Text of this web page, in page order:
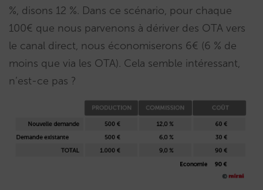
%, disons 12 %. Dans ce scénario, pour chaque
100€ que nous parvenons à dériver des OTA vers
le canal direct, nous économiserons 6€ (6 % de
moins que via les OTA). Cela semble intéressant,
n’est-ce pas ?